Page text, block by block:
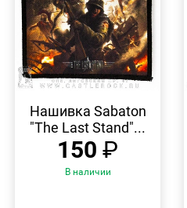
ПРОСМОТР
Нашивка Sabaton
"The Last Stand"...
150 ₽
В наличии